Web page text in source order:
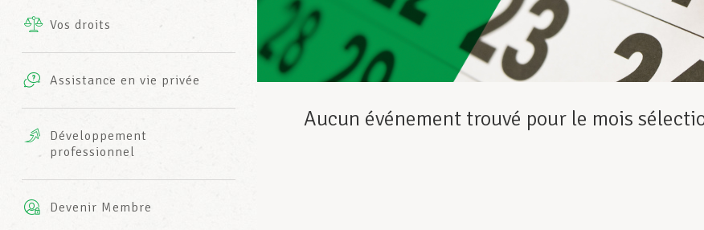
INFO-CENTER
Vos droits
Assistance en vie privée
complémentaires
AXA
Développement
professionnel
Devenir Membre
Aucun événement trouvé pour le mois